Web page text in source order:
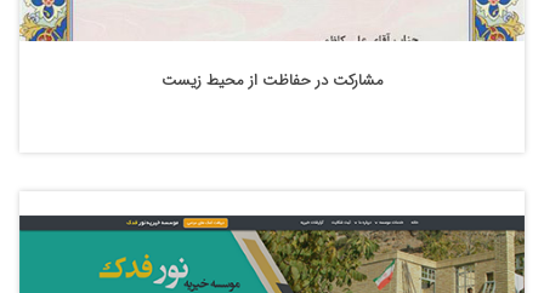
مشارکت در حفاظت از محیط زیست